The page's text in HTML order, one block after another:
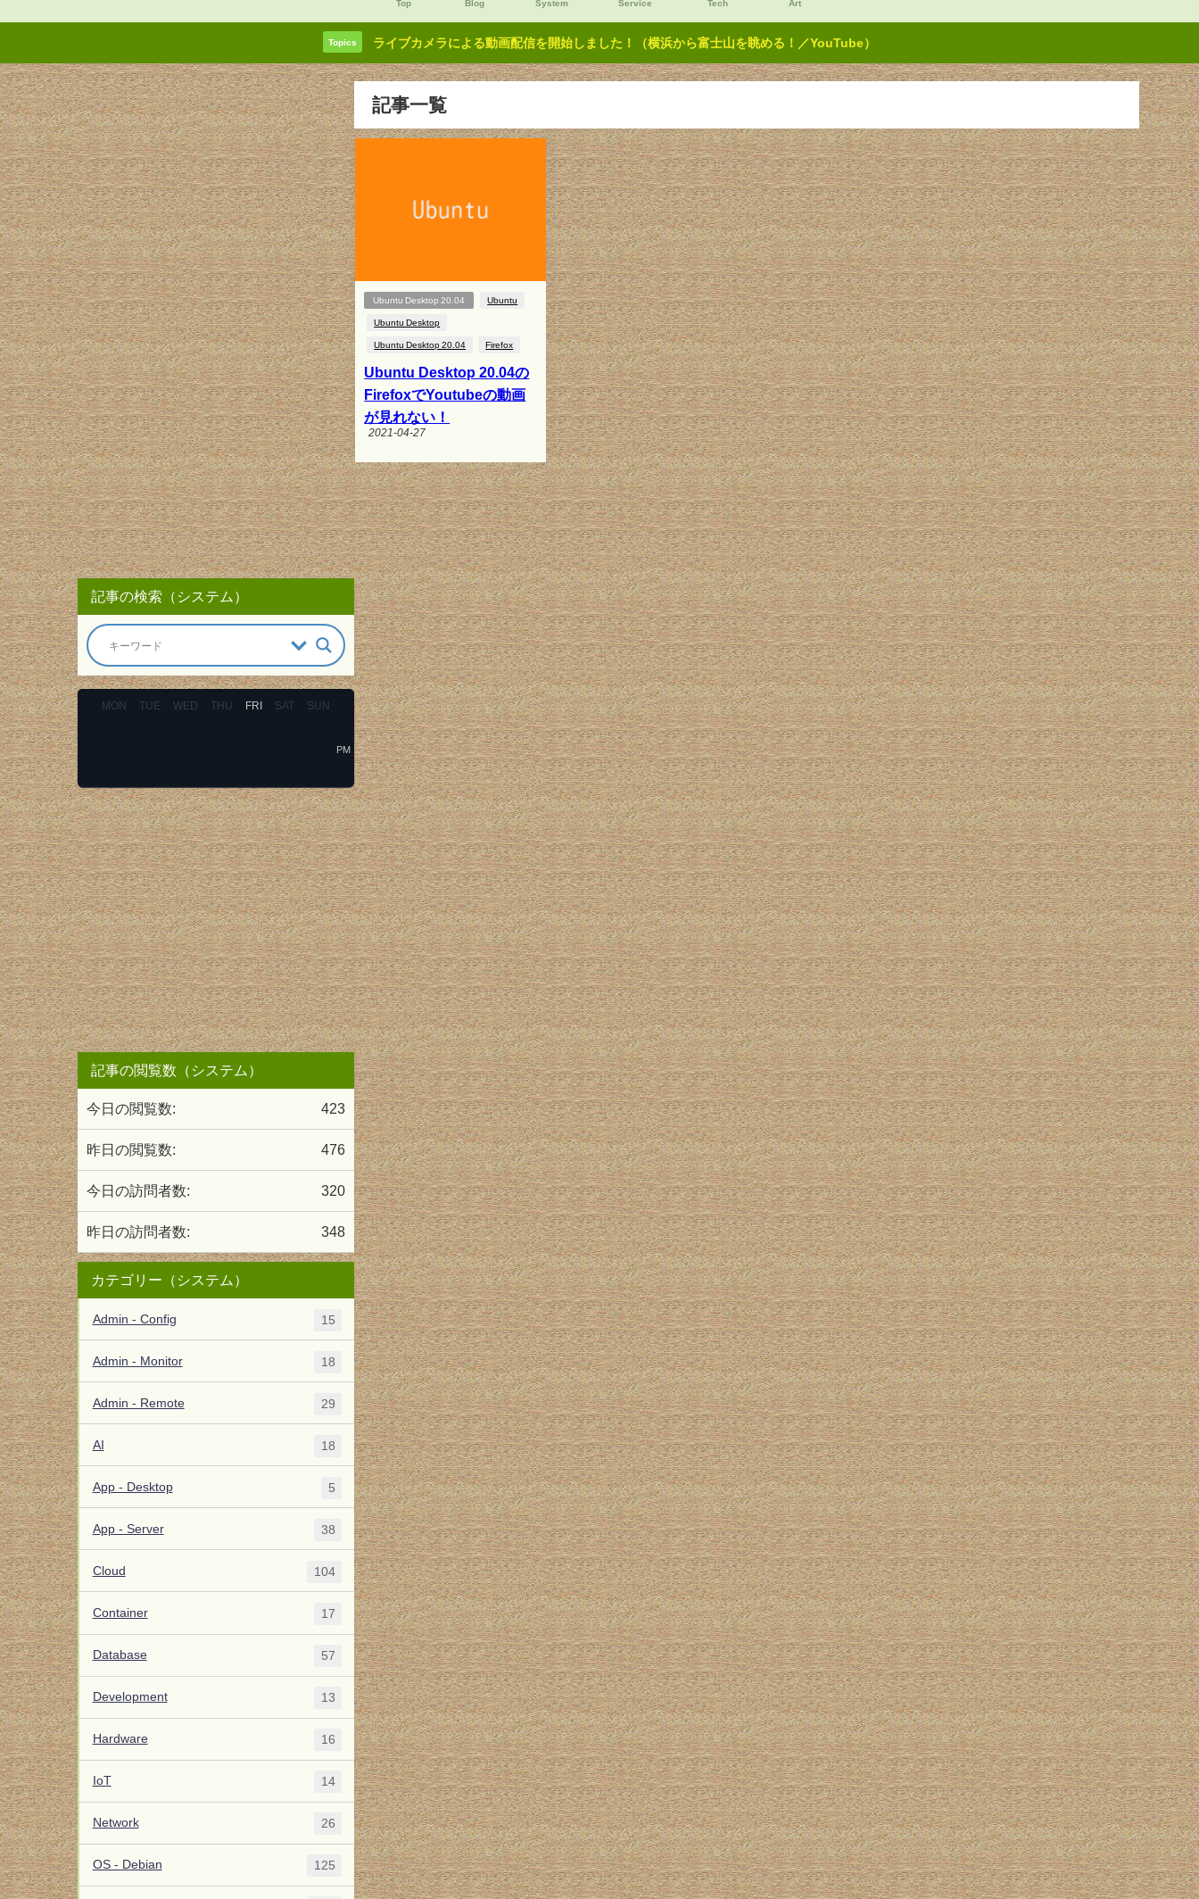
Top Blog System Service Tech Art
Topics ライブカメラによる動画配信を開始しました！（横浜から富士山を眺める！／YouTube）
記事一覧
Ubuntu Desktop 20.04 Ubuntu
Ubuntu Desktop
Ubuntu Desktop 20.04 Firefox
Ubuntu Desktop 20.04の
FirefoxでYoutubeの動画
が見れない！
2021-04-27
記事の検索（システム）
MON TUE WED THU FRI SAT SUN
PM
記事の閲覧数（システム）
423
今日の閲覧数:
476
昨日の閲覧数:
320
今日の訪問者数:
348
昨日の訪問者数:
カテゴリー（システム）
Admin - Config 15
Admin - Monitor 18
Admin - Remote 29
AI 18
App - Desktop 5
App - Server 38
Cloud 104
Container 17
Database 57
Development 13
Hardware 16
IoT 14
Network 26
OS - Debian 125